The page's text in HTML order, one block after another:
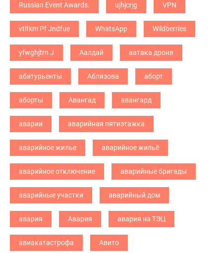
Russian Event Awards. ujhjcrjg VPN
vtlfkm Pf Jndfue WhatsApp Wildberries
yfwghjtrn J Аалдай аатака дронв
абитурьенты Аблязова аборт
аборты Авангад авангард
аварии аварийная пятиэтажка
аварийное жилье аварийное жильё
аварийное отключение аварийные бригады
аварийные участки аварийный дом
авария Авария авария на ТЭЦ
авиакатастрофа Авито